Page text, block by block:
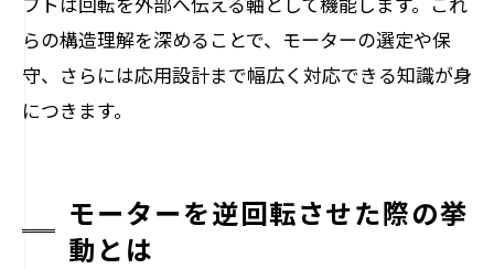
らの構造理解を深めることで、モーターの選定や保
守、さらには応用設計まで幅広く対応できる知識が身
につきます。
モーターを逆回転させた際の挙
動とは